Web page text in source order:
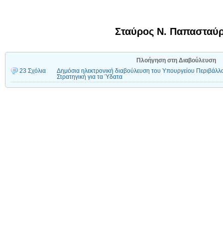
Σταύρος Ν.
Πλοήγηση στη Διαβούλευση
23 Σχόλια
Δημόσια ηλεκτρονική διαβούλευση του Υπουργείου
Στρατηγική για τα Ύδατα